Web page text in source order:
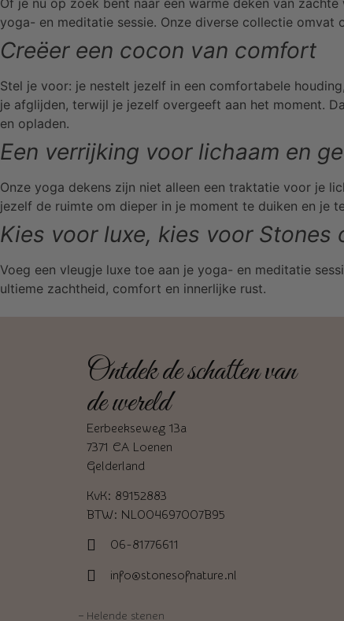
yoga- en meditatie sessie. Onze diverse collectie
Creëer een cocon van comfort
Stel je voor: je nestelt jezelf in een comfortabele
je afglijden, terwijl je jezelf overgeeft aan het moment.
en opladen.
Een verrijking voor lichaam en
Onze yoga dekens zijn niet alleen een traktatie voor je
jezelf de ruimte om dieper in je moment te duiken en je
Kies voor luxe, kies voor Stones
Voeg een vleugje luxe toe aan je yoga- en meditatie
ultieme zachtheid, comfort en innerlijke rust.
Ontdek de schatten van
de wereld
Eerbeekseweg 13a
7371 CA Loenen
Gelderland
KvK: 89152883
BTW: NL004697007B95
06-81776611
info@stonesofnature.nl
– Helende stenen